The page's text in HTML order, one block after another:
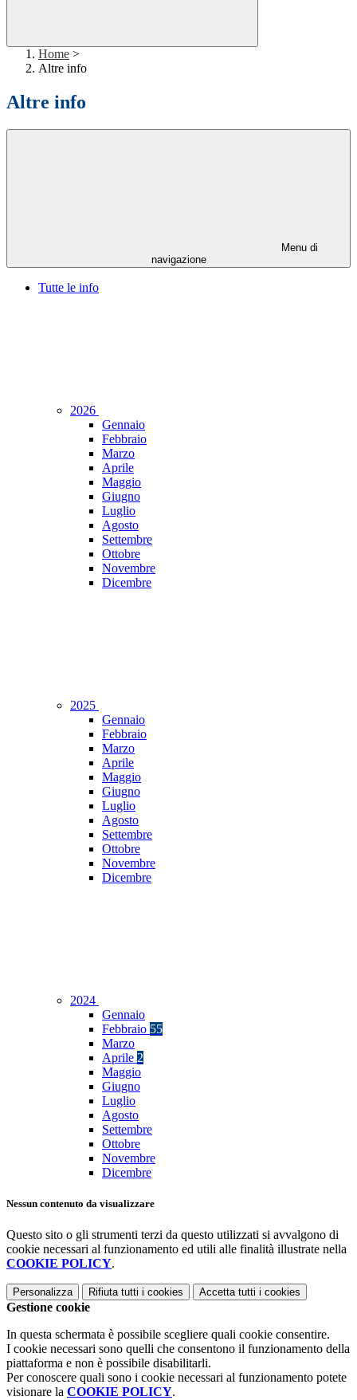
Home >
Altre info
Altre info
Menu di
navigazione
Tutte le info
2026
Gennaio
Febbraio
Marzo
Aprile
Maggio
Giugno
Luglio
Agosto
Settembre
Ottobre
Novembre
Dicembre
2025
Gennaio
Febbraio
Marzo
Aprile
Maggio
Giugno
Luglio
Agosto
Settembre
Ottobre
Novembre
Dicembre
2024
Gennaio
Febbraio 55
Marzo
Aprile 2
Maggio
Giugno
Luglio
Agosto
Settembre
Ottobre
Novembre
Dicembre
Nessun contenuto da visualizzare
Questo sito o gli strumenti terzi da questo utilizzati si avvalgono di
cookie necessari al funzionamento ed utili alle finalità illustrate nella
COOKIE POLICY.
Personalizza Rifiuta tutti i cookies Accetta tutti i cookies
Gestione cookie
In questa schermata è possibile scegliere quali cookie consentire.
I cookie necessari sono quelli che consentono il funzionamento della
piattaforma e non è possibile disabilitarli.
Per conoscere quali sono i cookie necessari al funzionamento potete
visionare la COOKIE POLICY.